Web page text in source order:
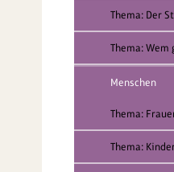
Thema: Der
Thema:
Menschen
Thema:
Thema: